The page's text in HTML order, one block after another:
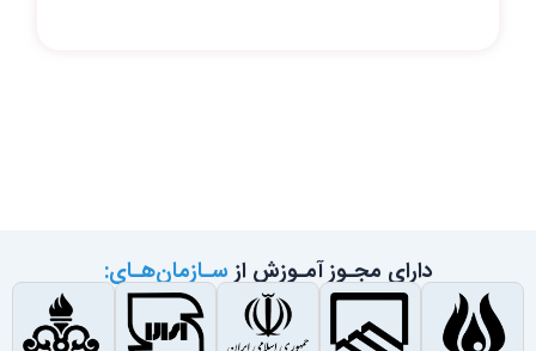
دارای مجـوز آمـوزش از سـازمان‌هـای: